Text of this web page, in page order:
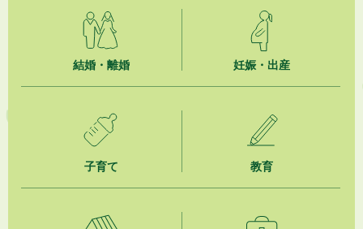
就職・転職相談会のご案内
2026年8月6日
ジュビロ磐田（情報提供・お知らせ）
結婚・離婚 妊娠・出産
子育て 教育